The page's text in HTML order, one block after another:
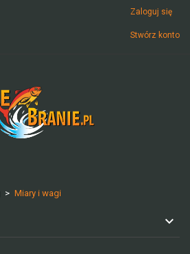
Zaloguj się
Stwórz konto
Miary i wagi